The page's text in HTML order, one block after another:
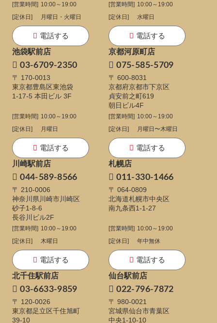
[営業時間] 10:00～19:00
[定休日]
月曜日・火曜日
電話する
[営業時間] 10:00～19:00
[定休日]
水曜日
電話する
池袋駅前店
03-6709-2350
〒 170-0013
東京都豊島区東池袋
1-17-5 本田ビル 3F
[営業時間] 10:00～19:00
[定休日]
月曜日
電話する
京都河原町店
075-585-5709
〒 600-8031
京都府京都市下京区
貞安前之町619
朝日ビル4F
[営業時間] 10:00～19:00
[定休日]
月曜日〜木曜日
電話する
川崎駅前店
044-589-8566
〒 210-0006
神奈川県川崎市川崎区
砂子1-8-6
長谷川ビル2F
[営業時間] 10:00～19:00
[定休日]
木曜日
電話する
札幌店
011-330-1466
〒 064-0809
北海道札幌市中央区
南九条西1-1-27
[営業時間] 10:00～19:00
[定休日]
年中無休
電話する
北千住駅前店
03-6633-9859
〒 120-0026
東京都足立区千住旭町
39-10
仙台駅前店
022-796-7872
〒 980-0021
宮城県仙台市青葉区
中央1-10-10